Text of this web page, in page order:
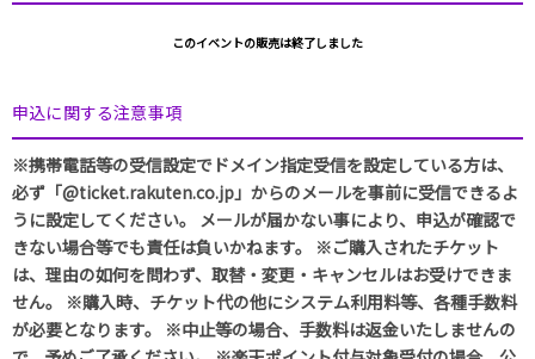
このイベントの販売は終了しました
申込に関する注意事項
※携帯電話等の受信設定でドメイン指定受信を設定している方は、
必ず「@ticket.rakuten.co.jp」からのメールを事前に受信できるよ
うに設定してください。 メールが届かない事により、申込が確認で
きない場合等でも責任は負いかねます。 ※ご購入されたチケット
は、理由の如何を問わず、取替・変更・キャンセルはお受けできま
せん。 ※購入時、チケット代の他にシステム利用料等、各種手数料
が必要となります。 ※中止等の場合、手数料は返金いたしませんの